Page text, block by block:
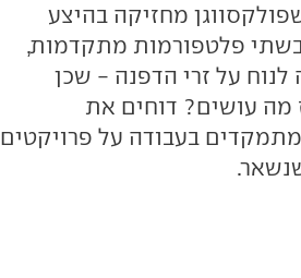
מחזיקה בהיצע
פלטפורמות מתקדמות,
על זרי הדפנה - שכן
מה עושים? דוחים את
בעבודה על פרויקטים